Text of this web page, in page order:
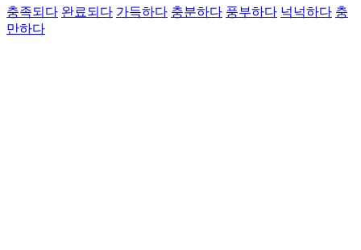
충족되다 완료되다 가득하다 충분하다 풍부하다 넉넉하다 충
만하다